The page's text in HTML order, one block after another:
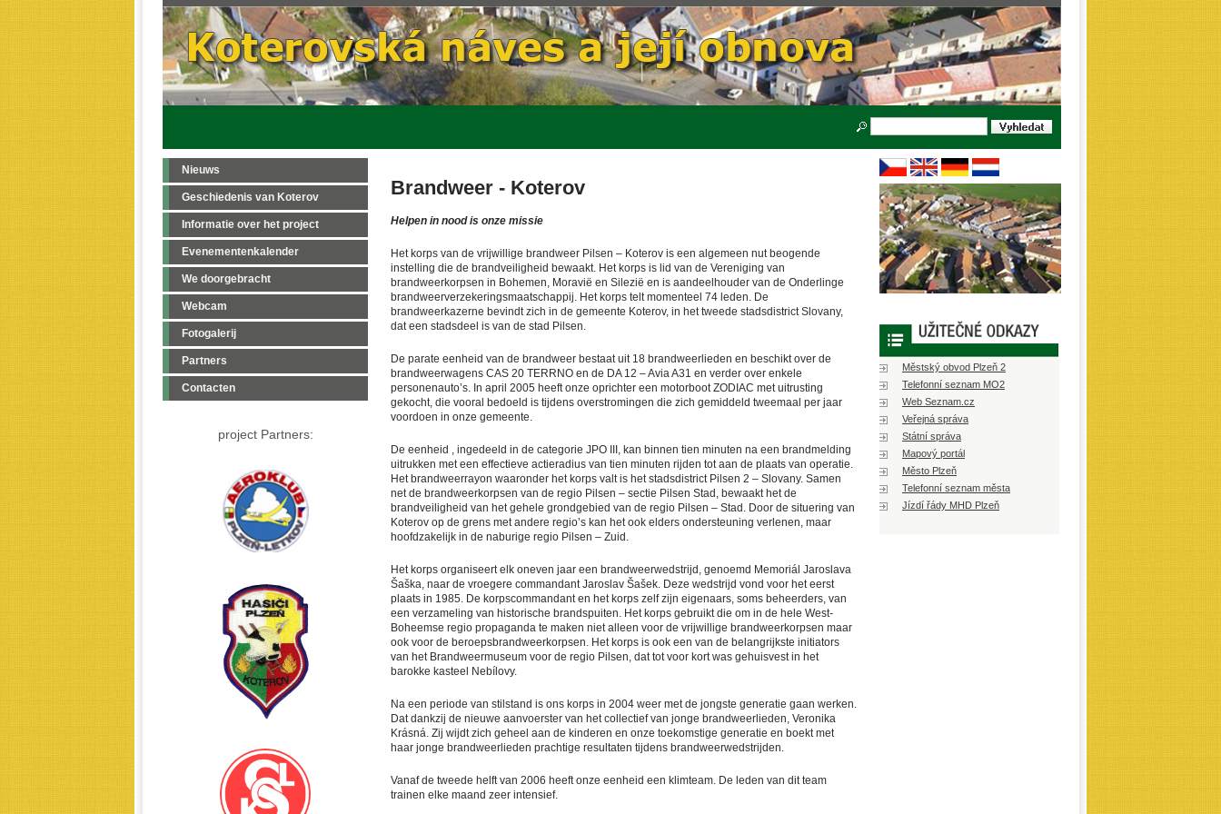
Nieuws
Geschiedenis van Koterov
Informatie over het project
Evenementenkalender
We doorgebracht
Webcam
Fotogalerij
Partners
Contacten
project Partners:
Brandweer - Koterov
Helpen in nood is onze missie
Het korps van de vrijwillige brandweer Pilsen – Koterov is een algemeen nut beogende
instelling die de brandveiligheid bewaakt. Het korps is lid van de Vereniging van
brandweerkorpsen in Bohemen, Moravië en Silezië en is aandeelhouder van de Onderlinge
brandweerverzekeringsmaatschappij. Het korps telt momenteel 74 leden. De
brandweerkazerne bevindt zich in de gemeente Koterov, in het tweede stadsdistrict Slovany,
dat een stadsdeel is van de stad Pilsen.
De parate eenheid van de brandweer bestaat uit 18 brandweerlieden en beschikt over de
brandweerwagens CAS 20 TERRNO en de DA 12 – Avia A31 en verder over enkele
personenauto’s. In april 2005 heeft onze oprichter een motorboot ZODIAC met uitrusting
gekocht, die vooral bedoeld is tijdens overstromingen die zich gemiddeld tweemaal per jaar
voordoen in onze gemeente.
De eenheid , ingedeeld in de categorie JPO III, kan binnen tien minuten na een brandmelding
uitrukken met een effectieve actieradius van tien minuten rijden tot aan de plaats van operatie.
Het brandweerrayon waaronder het korps valt is het stadsdistrict Pilsen 2 – Slovany. Samen
net de brandweerkorpsen van de regio Pilsen – sectie Pilsen Stad, bewaakt het de
brandveiligheid van het gehele grondgebied van de regio Pilsen – Stad. Door de situering van
Koterov op de grens met andere regio’s kan het ook elders ondersteuning verlenen, maar
hoofdzakelijk in de naburige regio Pilsen – Zuid.
Het korps organiseert elk oneven jaar een brandweerwedstrijd, genoemd Memoriál Jaroslava
Šaška, naar de vroegere commandant Jaroslav Šašek. Deze wedstrijd vond voor het eerst
plaats in 1985. De korpscommandant en het korps zelf zijn eigenaars, soms beheerders, van
een verzameling van historische brandspuiten. Het korps gebruikt die om in de hele West-
Boheemse regio propaganda te maken niet alleen voor de vrijwillige brandweerkorpsen maar
ook voor de beroepsbrandweerkorpsen. Het korps is ook een van de belangrijkste initiators
van het Brandweermuseum voor de regio Pilsen, dat tot voor kort was gehuisvest in het
barokke kasteel Nebílovy.
Na een periode van stilstand is ons korps in 2004 weer met de jongste generatie gaan werken.
Dat dankzij de nieuwe aanvoerster van het collectief van jonge brandweerlieden, Veronika
Krásná. Zij wijdt zich geheel aan de kinderen en onze toekomstige generatie en boekt met
haar jonge brandweerlieden prachtige resultaten tijdens brandweerwedstrijden.
Vanaf de tweede helft van 2006 heeft onze eenheid een klimteam. De leden van dit team
trainen elke maand zeer intensief.
Městský obvod Plzeň 2
Telefonní seznam MO2
Web Seznam.cz
Veřejná správa
Státní správa
Mapový portál
Město Plzeň
Telefonní seznam města
Jízdí řády MHD Plzeň